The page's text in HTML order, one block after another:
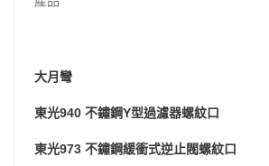
大月彎
東光940 不鏽鋼Y型過濾器螺紋口
東光973 不鏽鋼緩衝式逆止閥螺紋口